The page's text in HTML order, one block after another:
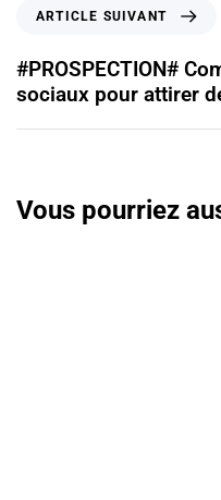
ARTICLE SUIVANT
#PROSPECTION#
sociaux pour attirer
Vous pourriez